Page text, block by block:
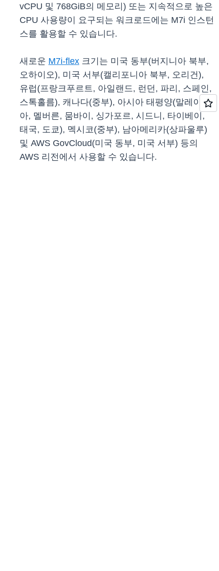
vCPU 및 768GiB의 메모리) 또는 지속적으로 높은
CPU 사용량이 요구되는 워크로드에는 M7i 인스턴
스를 활용할 수 있습니다.
새로운 M7i-flex 크기는 미국 동부(버지니아 북부,
오하이오), 미국 서부(캘리포니아 북부, 오리건),
유럽(프랑크푸르트, 아일랜드, 런던, 파리, 스페인,
스톡홀름), 캐나다(중부), 아시아 태평양(말레이시
아, 멜버른, 뭄바이, 싱가포르, 시드니, 타이베이,
태국, 도쿄), 멕시코(중부), 남아메리카(상파울루)
및 AWS GovCloud(미국 동부, 미국 서부) 등의
AWS 리전에서 사용할 수 있습니다.